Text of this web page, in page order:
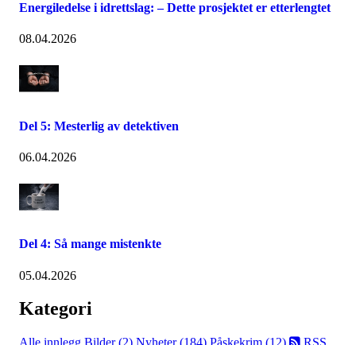
Energiledelse i idrettslag: – Dette prosjektet er etterlengtet
08.04.2026
Del 5: Mesterlig av detektiven
06.04.2026
Del 4: Så mange mistenkte
05.04.2026
Kategori